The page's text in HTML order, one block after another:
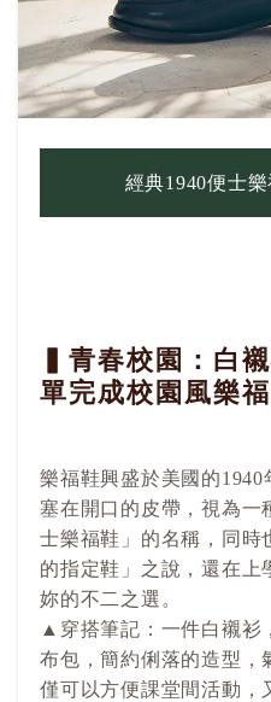
經典1940便士
▍青春校園：白
單完成校園風樂
樂福鞋興盛於美國的
塞在開口的皮帶，視為一
士樂福鞋」的名稱，同時
的指定鞋」之說，還在上
妳的不二之選。
▲穿搭筆記：一件白襯衫
布包，簡約俐落的造型，
僅可以方便課堂間活動，